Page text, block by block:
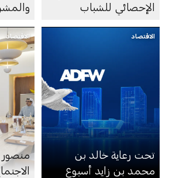
الإحصائي للشباب
الاقتصاد
تحت رعاية خالد بن
محمد بن زايد أسبوع
الاقتصاد
منصور